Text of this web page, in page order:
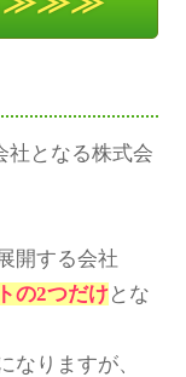
社となる株式会
開する会社
の2つだけとな
なりますが、